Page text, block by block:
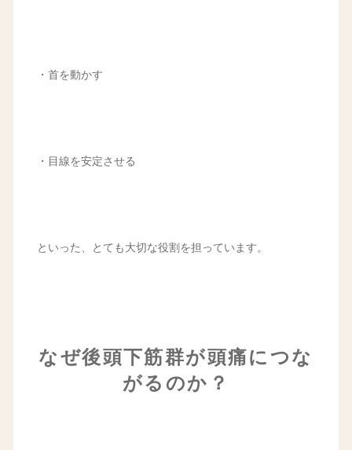
・首を動かす
・目線を安定させる
といった、とても大切な役割を担っています。
なぜ後頭下筋群が頭痛につな
がるのか？